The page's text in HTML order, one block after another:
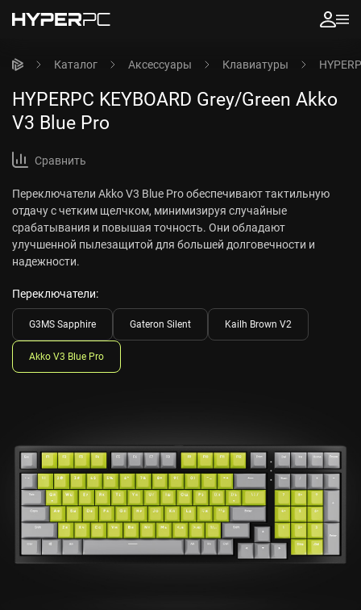
Каталог Аксессуары Клавиатуры
HYPERPC KEYBOARD Grey/Green Akko
V3 Blue Pro
Сравнить
Переключатели Akko V3 Blue Pro обеспечивают тактильную
отдачу с четким щелчком, минимизируя случайные
срабатывания и повышая точность. Они обладают
улучшенной пылезащитой для большей долговечности и
надежности.
Переключатели:
G3MS Sapphire Gateron Silent Kailh Brown V2
Akko V3 Blue Pro